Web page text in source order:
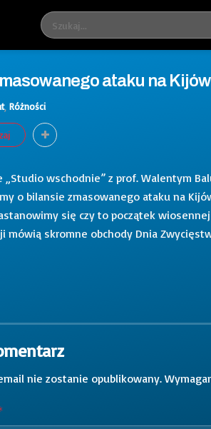
ataku na
, Różności
„Studio wschodnie” z prof. Walentym
o bilansie zmasowanego ataku na
się czy to początek
mówią skromne obchody Dnia
nie zostanie opublikowany.